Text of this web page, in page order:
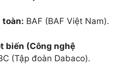
toàn: BAF (BAF Việt Nam).
biến (Công nghệ
(Tập đoàn Dabaco).